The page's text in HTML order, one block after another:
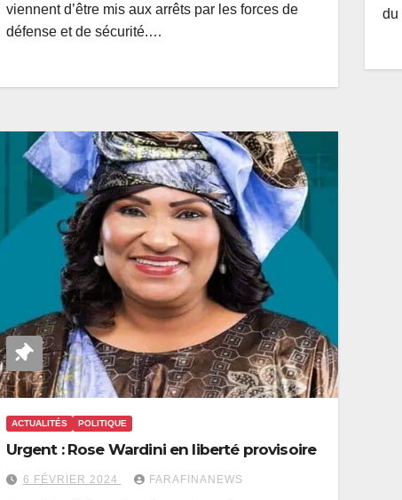
viennent d’être mis aux arrêts par les forces de
défense et de sécurité.…
du
ACTUALITÉS POLITIQUE
Urgent : Rose Wardini en liberté provisoire
6 FÉVRIER 2024 FARAFINANEWS